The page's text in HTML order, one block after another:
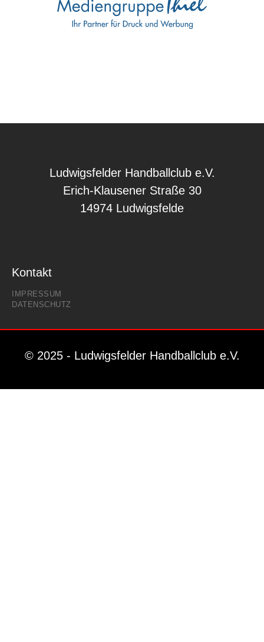
Ludwigsfelder Handballclub e.V.
Erich-Klausener Straße 30
14974 Ludwigsfelde
Kontakt
IMPRESSUM
DATENSCHUTZ
© 2025 - Ludwigsfelder Handballclub e.V.